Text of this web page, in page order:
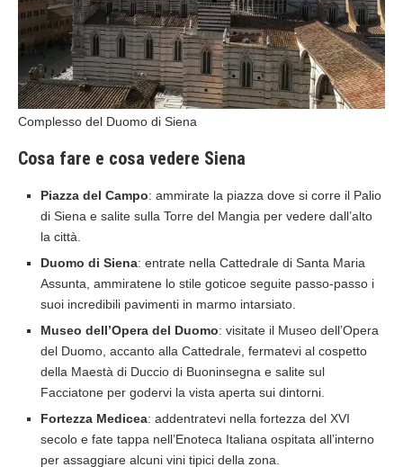
Complesso del Duomo di Siena
Cosa fare e cosa vedere Siena
Piazza del Campo: ammirate la piazza dove si corre il Palio
di Siena e salite sulla Torre del Mangia per vedere dall’alto
la città.
Duomo di Siena: entrate nella Cattedrale di Santa Maria
Assunta, ammiratene lo stile goticoe seguite passo-passo i
suoi incredibili pavimenti in marmo intarsiato.
Museo dell’Opera del Duomo: visitate il Museo dell’Opera
del Duomo, accanto alla Cattedrale, fermatevi al cospetto
della Maestà di Duccio di Buoninsegna e salite sul
Facciatone per godervi la vista aperta sui dintorni.
Fortezza Medicea: addentratevi nella fortezza del XVI
secolo e fate tappa nell’Enoteca Italiana ospitata all’interno
per assaggiare alcuni vini tipici della zona.